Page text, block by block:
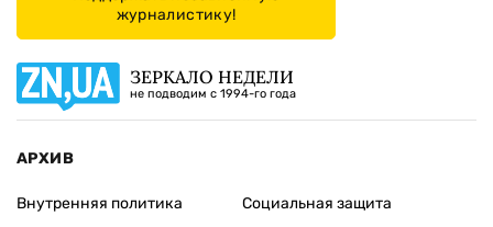
журналистику!
ЗЕРКАЛО НЕДЕЛИ
не подводим с 1994-го года
АРХИВ
Внутренняя политика
Социальная защита